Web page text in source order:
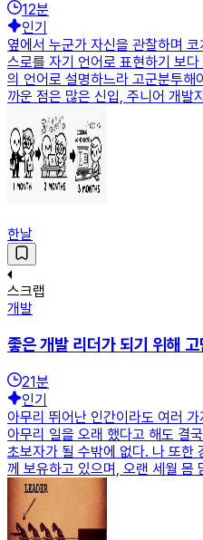
12분
인기
옆에서 누군가 자신을 관찰하며
스로를 자기 언어로 표현하기 보
의 언어로 설명하느라 고군분투
까운 점은 많은 신입, 주니어 개발
한날
스크랩
개발
좋은 개발 리더가 되기 위해
21분
인기
아무리 뛰어난 인간이라도 여러
아무리 일을 오래 했다고 해도 결
초보자가 될 수밖에 없다. 나 또한
께 보유하고 있으며, 오랜 세월 몸